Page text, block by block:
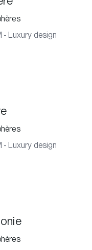
- Luxury design
- Luxury design